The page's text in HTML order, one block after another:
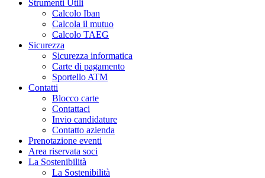
Strumenti Utili
Calcolo Iban
Calcola il mutuo
Calcolo TAEG
Sicurezza
Sicurezza informatica
Carte di pagamento
Sportello ATM
Contatti
Blocco carte
Contattaci
Invio candidature
Contatto azienda
Prenotazione eventi
Area riservata soci
La Sostenibilità
La Sostenibilità